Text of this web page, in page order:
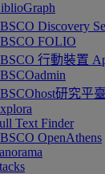
Discovery
FOLIO
行動裝置
研究平臺
Text Finder
OpenAthens